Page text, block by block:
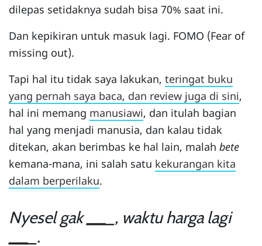
dilepas setidaknya sudah bisa 70% saat ini.
Dan kepikiran untuk masuk lagi. FOMO (Fear of
missing out).
Tapi hal itu tidak saya lakukan, teringat buku
yang pernah saya baca, dan review juga di sini,
hal ini memang manusiawi, dan itulah bagian
hal yang menjadi manusia, dan kalau tidak
ditekan, akan berimbas ke hal lain, malah bete
kemana-mana, ini salah satu kekurangan kita
dalam berperilaku.
Nyesel gak___, waktu harga lagi
___.